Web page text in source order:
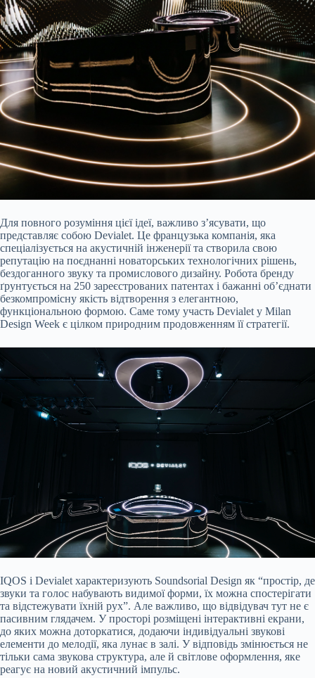
Для повного розуміння цієї ідеї, важливо з’ясувати, що
представляє собою Devialet. Це французька компанія, яка
спеціалізується на акустичній інженерії та створила свою
репутацію на поєднанні новаторських технологічних рішень,
бездоганного звуку та промислового дизайну. Робота бренду
ґрунтується на 250 зареєстрованих патентах і бажанні об’єднати
безкомпромісну якість відтворення з елегантною,
функціональною формою. Саме тому участь Devialet у Milan
Design Week є цілком природним продовженням її стратегії.
IQOS і Devialet характеризують Soundsorial Design як “простір, де
звуки та голос набувають видимої форми, їх можна спостерігати
та відстежувати їхній рух”. Але важливо, що відвідувач тут не є
пасивним глядачем. У просторі розміщені інтерактивні екрани,
до яких можна доторкатися, додаючи індивідуальні звукові
елементи до мелодії, яка лунає в залі. У відповідь змінюється не
тільки сама звукова структура, але й світлове оформлення, яке
реагує на новий акустичний імпульс.